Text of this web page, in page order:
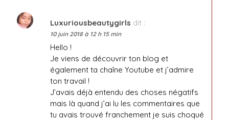
Luxuriousbeautygirls dit :
10 juin 2018 à 12 h 15 min
Hello !
Je viens de découvrir ton blog et
également ta chaîne Youtube et j’admire
ton travail !
J’avais déjà entendu des choses négatifs
mais là quand j’ai lu les commentaires que
tu avais trouvé franchement je suis choqué